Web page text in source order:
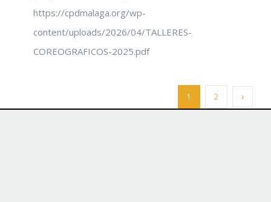
https://cpdmalaga.org/wp-
content/uploads/2026/04/TALLERES-
COREOGRAFICOS-2025.pdf
1 2